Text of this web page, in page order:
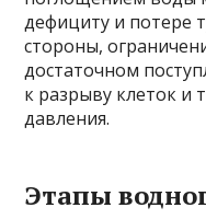
дефициту и потере
стороны,
достаточном
к разрыву клеток и
давления.
Этапы